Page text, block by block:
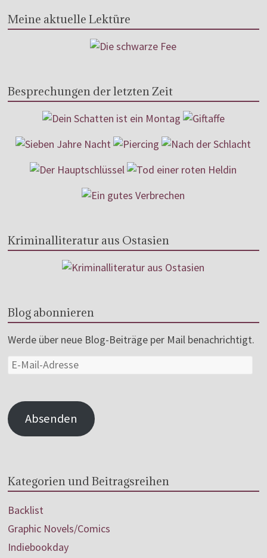
Meine aktuelle Lektüre
Besprechungen der letzten Zeit
Kriminalliteratur aus Ostasien
Blog abonnieren
Werde über neue Blog-Beiträge per Mail benachrichtigt.
Absenden
Kategorien und Beitragsreihen
Backlist
Graphic Novels/Comics
Indiebookday